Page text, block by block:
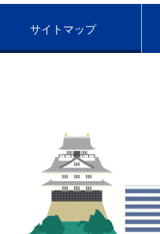
サイトマップ